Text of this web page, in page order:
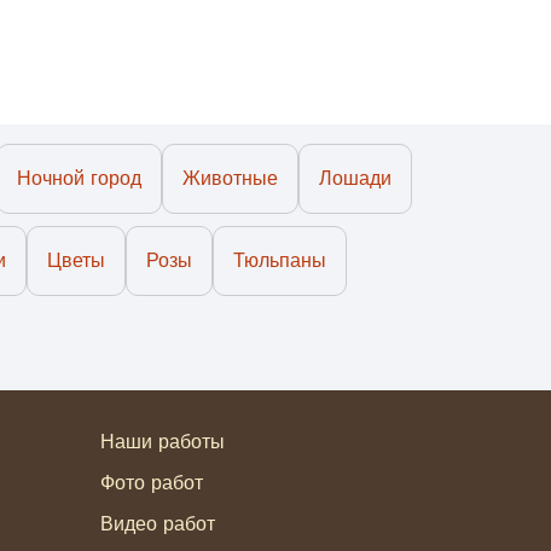
Ночной город Животные Лошади
Цветы Розы Тюльпаны
Наши работы
Фото работ
Видео работ